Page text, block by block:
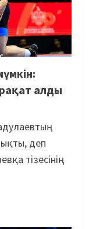
алды
деп
тізесінің